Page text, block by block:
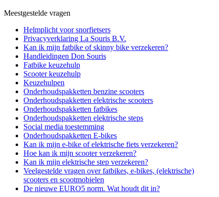
Meestgestelde vragen
Helmplicht voor snorfietsers
Privacyverklaring La Souris B.V.
Kan ik mijn fatbike of skinny bike verzekeren?
Handleidingen Don Souris
Fatbike keuzehulp
Scooter keuzehulp
Keuzehulpen
Onderhoudspakketten benzine scooters
Onderhoudspakketten elektrische scooters
Onderhoudspakketten fatbikes
Onderhoudspakketten elektrische steps
Social media toestemming
Onderhoudspakketten E-bikes
Kan ik mijn e-bike of elektrische fiets verzekeren?
Hoe kan ik mijn scooter verzekeren?
Kan ik mijn elektrische step verzekeren?
Veelgestelde vragen over fatbikes, e-bikes, (elektrische)
scooters en scootmobielen
De nieuwe EURO5 norm. Wat houdt dit in?